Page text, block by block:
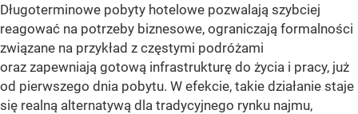
Długoterminowe pobyty hotelowe pozwalają szybciej
reagować na potrzeby biznesowe, ograniczają formalności
związane na przykład z częstymi podróżami
oraz zapewniają gotową infrastrukturę do życia i pracy, już
od pierwszego dnia pobytu. W efekcie, takie działanie staje
się realną alternatywą dla tradycyjnego rynku najmu,